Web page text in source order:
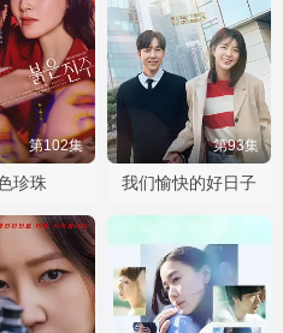
第102集
珍珠
第93集
我们愉快的好日子